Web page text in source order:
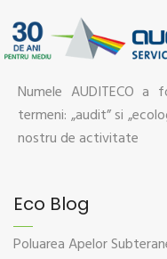
Numele AUDITECO
termeni: „audit” si
nostru de activitate
Eco Blog